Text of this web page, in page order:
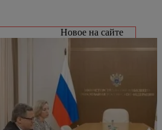
Новое на сайте